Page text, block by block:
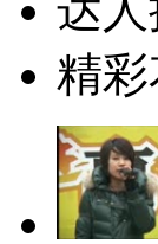
达
精